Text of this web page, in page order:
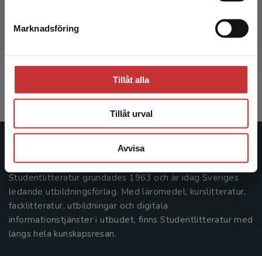
Marknadsföring
Tillåt alla
Tillåt urval
Avvisa
Processbaserad verksamhetsutveckling
251 krinkl. moms
Studentlitteratur grundades 1963 och är idag Sveriges
ledande utbildningsförlag. Med läromedel, kurslitteratur,
facklitteratur, utbildningar och digitala
informationstjänster i utbudet, finns Studentlitteratur med
längs hela kunskapsresan.